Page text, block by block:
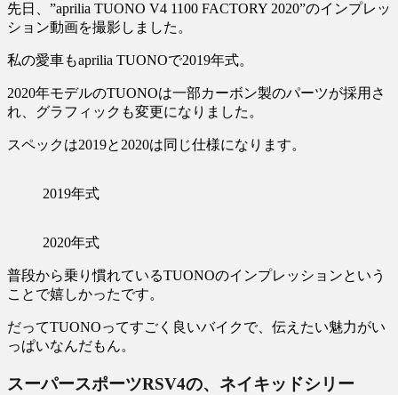
先日、”aprilia TUONO V4 1100 FACTORY 2020”のインプレッ
ション動画を撮影しました。
私の愛車もaprilia TUONOで2019年式。
2020年モデルのTUONOは一部カーボン製のパーツが採用さ
れ、グラフィックも変更になりました。
スペックは2019と2020は同じ仕様になります。
2019年式
2020年式
普段から乗り慣れているTUONOのインプレッションという
ことで嬉しかったです。
だってTUONOってすごく良いバイクで、伝えたい魅力がい
っぱいなんだもん。
スーパースポーツRSV4の、ネイキッドシリー